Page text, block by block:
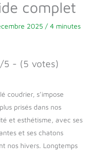
complet
2025 / 4 minutes
5 - (5 votes)
coudrier, s’impose
prisés dans nos
et esthétisme, avec ses
et ses chatons
nos hivers. Longtemps